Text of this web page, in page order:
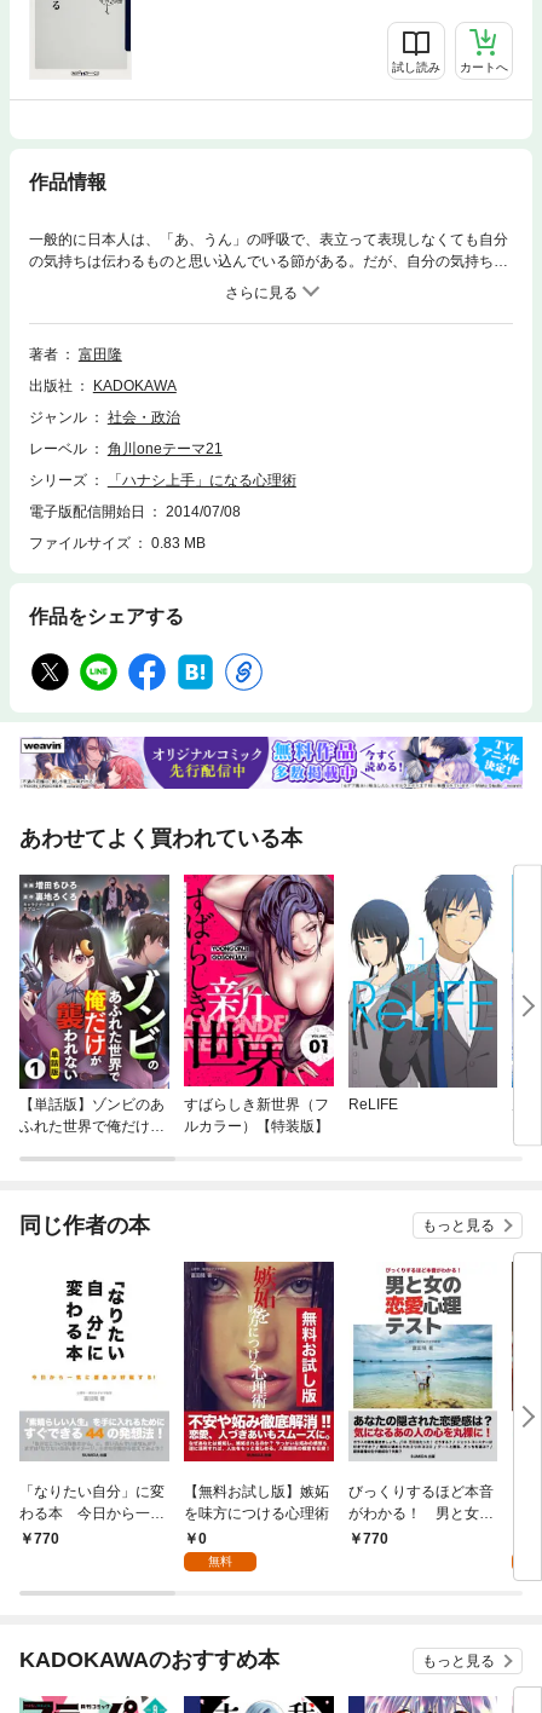
試し読み カートへ
作品情報
一般的に日本人は、「あ、うん」の呼吸で、表立って表現しなくても自分
の気持ちは伝わるものと思い込んでいる節がある。だが、自分の気持ちや
意見をきちんと伝え、相手の感情や意思を受け取るためには、それなりの
努力とテクニックが必要だ。「なぜ自分の話が伝わらないのか」という疑
問に的確に答える、デキる人になるための、画期的コミュニケーション術
が登場！
著者
富田隆
出版社
KADOKAWA
ジャンル
社会・政治
レーベル
角川oneテーマ21
シリーズ
「ハナシ上手」になる心理術
電子版配信開始日
2014/07/08
ファイルサイズ
0.83 MB
作品をシェアする
あわせてよく買われている本
【単話版】ゾンビのあ
ふれた世界で俺だけが
すばらしき新世界（フ
ルカラー）【特装版】
ReLIFE
同じ作者の本 もっと見る
「なりたい自分」に変
わる本 今日から一気
に運命が好転する！
770
【無料お試し版】嫉妬
を味方につける心理術
0
無料
びっくりするほど本音
がわかる！ 男と女の
恋愛心理テスト
770
密
KADOKAWAのおすすめ本 もっと見る